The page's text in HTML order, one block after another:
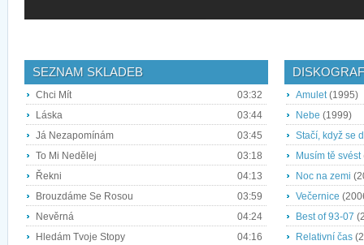
SEZNAM SKLADEB
Chci Mít
03:32
Láska
03:44
Já Nezapomínám
03:45
To Mi Nedělej
03:18
Řekni
04:13
Brouzdáme Se Rosou
03:59
Nevěrná
04:24
Hledám Tvoje Stopy
04:16
Amulet(1995)
Nebe (1999)
Stačí, když se
Musím tě svést
Noc na zemi
Večernice
Best of 93-07
Relativní čas